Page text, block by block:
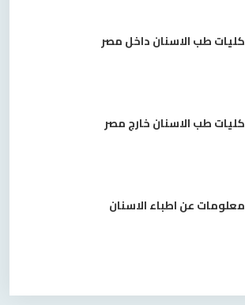
كليات طب الاسنان داخل مصر
كليات طب الاسنان خارج مصر
معلومات عن اطباء الاسنان